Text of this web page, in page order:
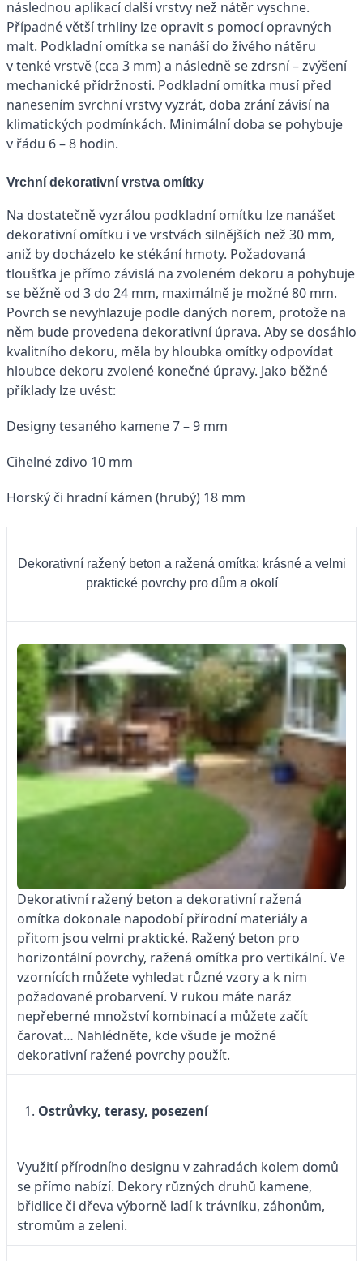
následnou aplikací další vrstvy než nátěr vyschne.
Případné větší trhliny lze opravit s pomocí opravných
malt. Podkladní omítka se nanáší do živého nátěru
v tenké vrstvě (cca 3 mm) a následně se zdrsní – zvýšení
mechanické přídržnosti. Podkladní omítka musí před
nanesením svrchní vrstvy vyzrát, doba zrání závisí na
klimatických podmínkách. Minimální doba se pohybuje
v řádu 6 – 8 hodin.
Vrchní dekorativní vrstva omítky
Na dostatečně vyzrálou podkladní omítku lze nanášet
dekorativní omítku i ve vrstvách silnějších než 30 mm,
aniž by docházelo ke stékání hmoty. Požadovaná
tloušťka je přímo závislá na zvoleném dekoru a pohybuje
se běžně od 3 do 24 mm, maximálně je možné 80 mm.
Povrch se nevyhlazuje podle daných norem, protože na
něm bude provedena dekorativní úprava. Aby se dosáhlo
kvalitního dekoru, měla by hloubka omítky odpovídat
hloubce dekoru zvolené konečné úpravy. Jako běžné
příklady lze uvést:
Designy tesaného kamene 7 – 9 mm
Cihelné zdivo 10 mm
Horský či hradní kámen (hrubý) 18 mm
Dekorativní ražený beton a ražená omítka: krásné a velmi
praktické povrchy pro dům a okolí
Dekorativní ražený beton a dekorativní ražená
omítka dokonale napodobí přírodní materiály a
přitom jsou velmi praktické. Ražený beton pro
horizontální povrchy, ražená omítka pro vertikální. Ve
vzornících můžete vyhledat různé vzory a k nim
požadované probarvení. V rukou máte naráz
nepřeberné množství kombinací a můžete začít
čarovat… Nahlédněte, kde všude je možné
dekorativní ražené povrchy použít.
Ostrůvky, terasy, posezení
Využití přírodního designu v zahradách kolem domů
se přímo nabízí. Dekory různých druhů kamene,
břidlice či dřeva výborně ladí k trávníku, záhonům,
stromům a zeleni.